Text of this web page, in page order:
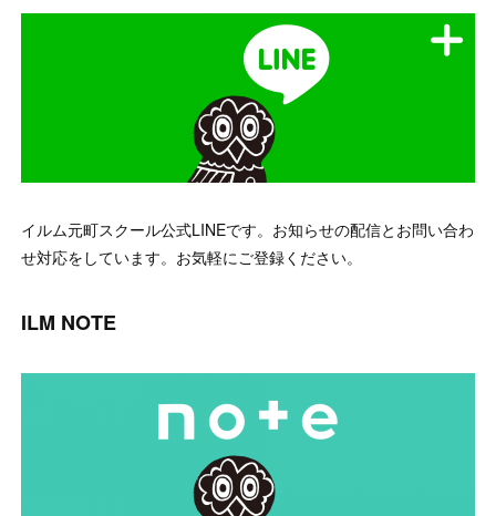
イルム元町スクール公式LINEです。お知らせの配信とお問い合わ
せ対応をしています。お気軽にご登録ください。
ILM NOTE